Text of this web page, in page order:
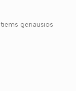
geriausios